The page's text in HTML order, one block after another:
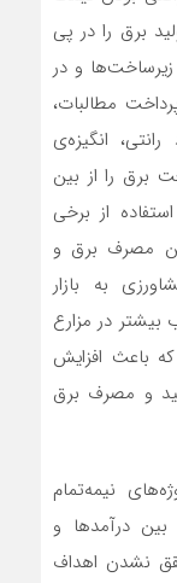
برق را در پی
و در
مطالبات،
انگیزه‌ی
برق را از بین
از برخی
مصرف برق و
به بازار
بیشتر در مزارع
باعث افزایش
و مصرف برق
نیمه‌تمام
درآمد‌ها و
نشدن اهداف